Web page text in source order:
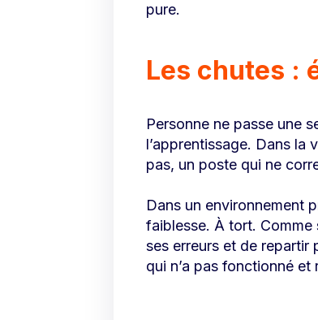
pure.
Les chutes :
Personne ne passe une
l’apprentissage. Dans la
pas, un poste qui ne
Dans un environnement
faiblesse. À tort. Comme
ses erreurs et de repartir
qui n’a pas fonctionné